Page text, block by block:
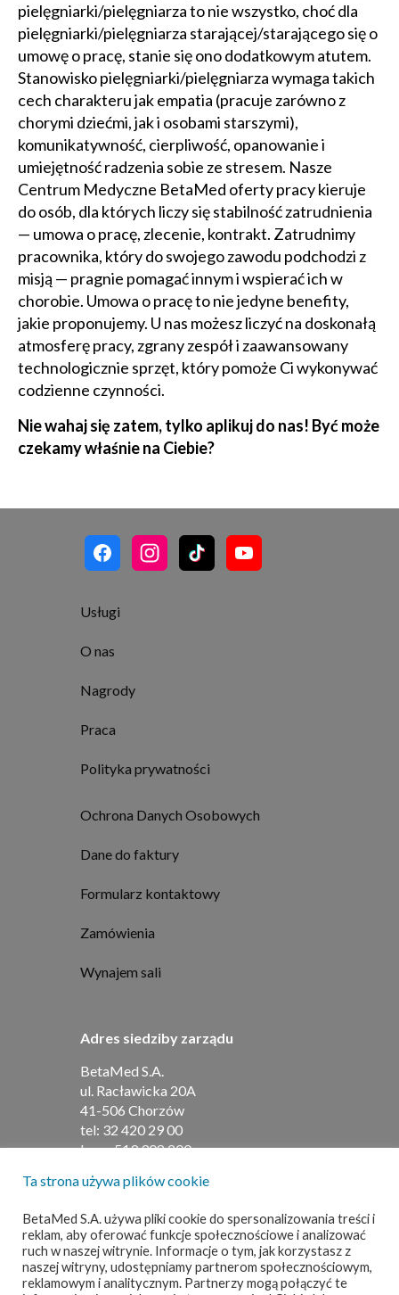
pielęgniarki/pielęgniarza to nie wszystko, choć dla
pielęgniarki/pielęgniarza starającej/starającego się o
umowę o pracę, stanie się ono dodatkowym atutem.
Stanowisko pielęgniarki/pielęgniarza wymaga takich
cech charakteru jak empatia (pracuje zarówno z
chorymi dziećmi, jak i osobami starszymi),
komunikatywność, cierpliwość, opanowanie i
umiejętność radzenia sobie ze stresem. Nasze
Centrum Medyczne BetaMed oferty pracy kieruje
do osób, dla których liczy się stabilność zatrudnienia
— umowa o pracę, zlecenie, kontrakt. Zatrudnimy
pracownika, który do swojego zawodu podchodzi z
misją — pragnie pomagać innym i wspierać ich w
chorobie. Umowa o pracę to nie jedyne benefity,
jakie proponujemy. U nas możesz liczyć na doskonałą
atmosferę pracy, zgrany zespół i zaawansowany
technologicznie sprzęt, który pomoże Ci wykonywać
codzienne czynności.
Nie wahaj się zatem, tylko aplikuj do nas! Być może
czekamy właśnie na Ciebie?
Usługi
O nas
Nagrody
Praca
Polityka prywatności
Ochrona Danych Osobowych
Dane do faktury
Formularz kontaktowy
Zamówienia
Wynajem sali
Adres siedziby zarządu
BetaMed S.A.
ul. Racławicka 20A
41-506 Chorzów
tel: 32 420 29 00
kom:519 308 200
BetaMed S.A
ul. Barbary 21
40-053 Katowice
Ta strona używa plików cookie
BetaMed S.A. używa pliki cookie do spersonalizowania treści i
reklam, aby oferować funkcje społecznościowe i analizować
ruch w naszej witrynie. Informacje o tym, jak korzystasz z
naszej witryny, udostępniamy partnerom społecznościowym,
reklamowym i analitycznym. Partnerzy mogą połączyć te